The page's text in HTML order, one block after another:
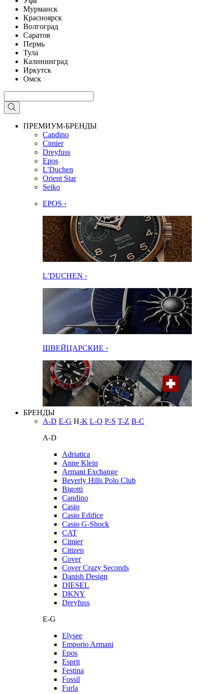
Мурманск
Красноярск
Волгоград
Саратов
Пермь
Тула
Калининград
Иркутск
Омск
ПРЕМИУМ-БРЕНДЫ
Candino
Cimier
Dreyfuss
Epos
L'Duchen
Orient Star
Seiko
EPOS ›
L’DUCHEN ›
ШВЕЙЦАРСКИЕ ›
БРЕНДЫ
A-D E-G H-K L-O P-S T-Z В-С
A-D
Adriatica
Anne Klein
Armani Exchange
Beverly Hills Polo Club
Bigotti
Candino
Casio
Casio Edifice
Casio G-Shock
CAT
Cimier
Citizen
Cover
Cover Crazy Seconds
Danish Design
DIESEL
DKNY
Dreyfuss
E-G
Elysee
Emporio Armani
Epos
Esprit
Festina
Fossil
Furla